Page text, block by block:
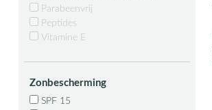
Parabeenvrij
Peptides
Vitamine E
Zonbescherming
SPF 15